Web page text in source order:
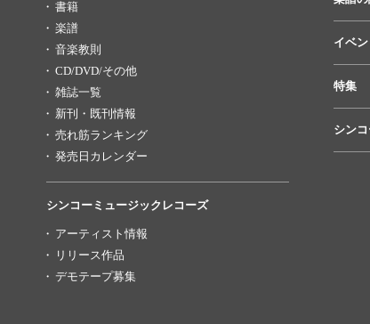
書籍
楽譜
音楽教則
CD/DVD/その他
雑誌一覧
新刊・既刊情報
売れ筋ランキング
発売日カレンダー
シンコーミュージックレコーズ
アーティスト情報
リリース作品
デモテープ募集
イベ
特集
シン